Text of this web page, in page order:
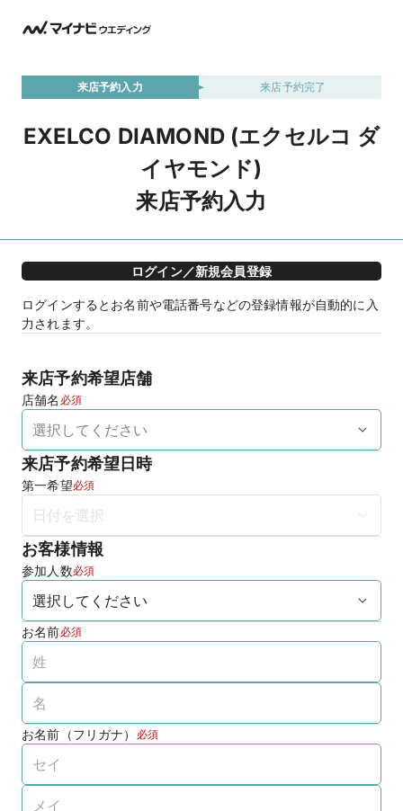
来店予約入力 来店予約完了
EXELCO DIAMOND (エクセルコ ダ
イヤモンド)
来店予約入力
ログイン／新規会員登録
ログインするとお名前や電話番号などの登録情報が自動的に入
力されます。
来店予約希望店舗
店舗名 必須
来店予約希望日時
第一希望必須
お客様情報
参加人数必須
お名前必須
お名前（フリガナ） 必須